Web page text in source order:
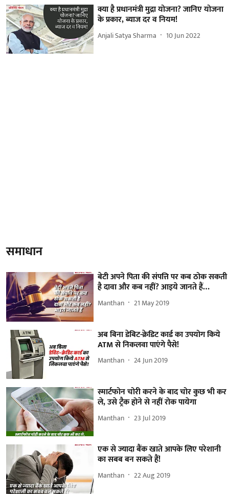
क्या है प्रधानमंत्री मुद्रा योजना? जानिए योजना
के प्रकार, ब्याज दर व नियम!
Anjali Satya Sharma 10 Jun 2022
समाधान
बेटी अपने पिता की संपत्ति पर कब ठोक सकती
है दावा और कब नहीं? आइये जानते हैं…
Manthan 21 May 2019
अब बिना डेबिट-क्रेडिट कार्ड का उपयोग किये
ATM से निकलवा पाएंगे पैसे!
Manthan 24 Jun 2019
स्मार्टफोन चोरी करने के बाद चोर कुछ भी कर
ले, उसे ट्रैक होने से नहीं रोक पायेगा
Manthan 23 Jul 2019
एक से ज्यादा बैंक खाते आपके लिए परेशानी
का सबब बन सकते हैं!
Manthan 22 Aug 2019